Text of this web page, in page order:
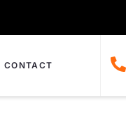
CONTACT